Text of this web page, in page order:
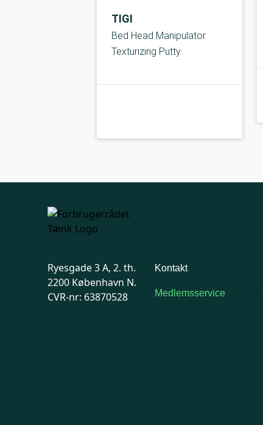
TIGI
Bed Head Manipulator
Texturizing Putty
C-kolbe
Ryesgade 3 A, 2. th.
2200 København N.
CVR-nr: 63870528
Kontakt
Medlemsservice